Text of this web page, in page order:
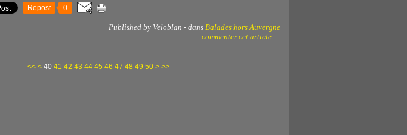
Repost 0
Published by Veloblan - dans Balades hors Auvergne
commenter cet article …
<< < 10
20
30
40 41 42 43 44 45 46 47 48 49 50 60
70
> >>